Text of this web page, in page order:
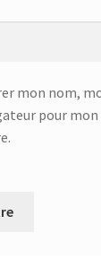
mon nom,
pour